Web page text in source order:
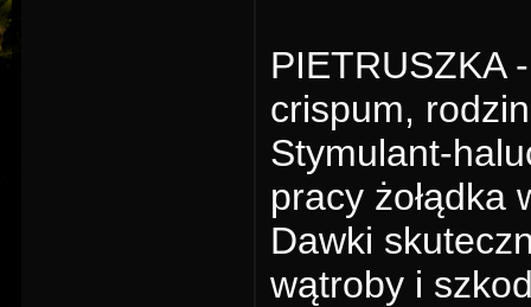
PIETRUSZKA
crispum,
Stymulant-
pracy żołądka
Dawki
wątroby i